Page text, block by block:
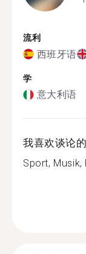
流利
西班牙语
学
意大利语
我喜欢谈论
Sport, Musik,